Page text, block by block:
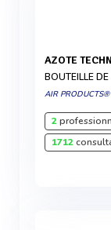
AZOTE
BOUTEILLE
AIR PRODUCTS®
2
1712